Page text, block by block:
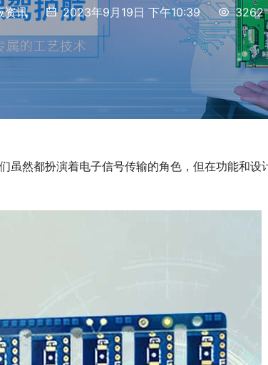
资讯 2023年9月19日 下午10:39 3262
虽然都扮演着电子信号传输的角色，但在功能和设